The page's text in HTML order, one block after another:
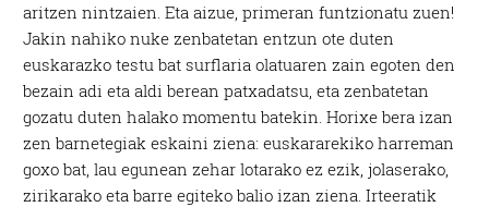
aritzen nintzaien. Eta aizue, primeran funtzionatu zuen!
Jakin nahiko nuke zenbatetan entzun ote duten
euskarazko testu bat surflaria olatuaren zain egoten den
bezain adi eta aldi berean patxadatsu, eta zenbatetan
gozatu duten halako momentu batekin. Horixe bera izan
zen barnetegiak eskaini ziena: euskararekiko harreman
goxo bat, lau egunean zehar lotarako ez ezik, jolaserako,
zirikarako eta barre egiteko balio izan ziena. Irteeratik